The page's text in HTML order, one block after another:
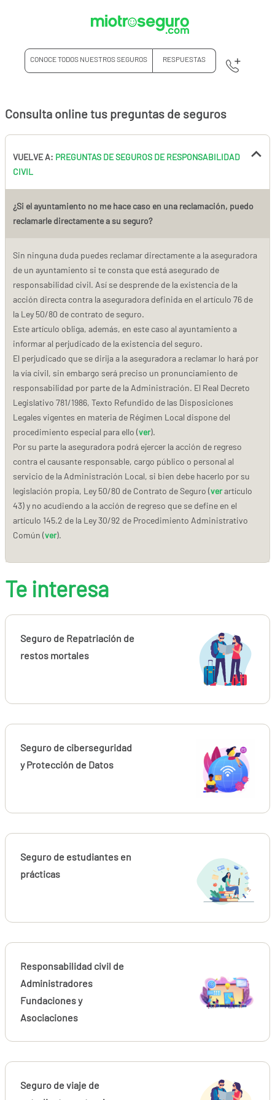
CONOCE TODOS NUESTROS SEGUROS RESPUESTAS
Consulta online tus preguntas de seguros
VUELVE A: PREGUNTAS DE SEGUROS DE RESPONSABILIDAD
CIVIL
¿Si el ayuntamiento no me hace caso en una reclamación, puedo
reclamarle directamente a su seguro?
Sin ninguna duda puedes reclamar directamente a la aseguradora
de un ayuntamiento si te consta que está asegurado de
responsabilidad civil. Así se desprende de la existencia de la
acción directa contra la aseguradora definida en el artículo 76 de
la Ley 50/80 de contrato de seguro.
Este artículo obliga, además, en este caso al ayuntamiento a
informar al perjudicado de la existencia del seguro.
El perjudicado que se dirija a la aseguradora a reclamar lo hará por
la vía civil, sin embargo será preciso un pronunciamiento de
responsabilidad por parte de la Administración. El Real Decreto
Legislativo 781/1986, Texto Refundido de las Disposiciones
Legales vigentes en materia de Régimen Local dispone del
procedimiento especial para ello (ver).
Por su parte la aseguradora podrá ejercer la acción de regreso
contra el causante responsable, cargo público o personal al
servicio de la Administración Local, si bien debe hacerlo por su
legislación propia, Ley 50/80 de Contrato de Seguro (verartículo
43) y no acudiendo a la acción de regreso que se define en el
artículo 145.2 de la Ley 30/92 de Procedimiento Administrativo
Común (ver).
Te interesa
Seguro de Repatriación de
restos mortales
Seguro de ciberseguridad
y Protección de Datos
Seguro de estudiantes en
prácticas
Responsabilidad civil de
Administradores
Fundaciones y
Asociaciones
Seguro de viaje de